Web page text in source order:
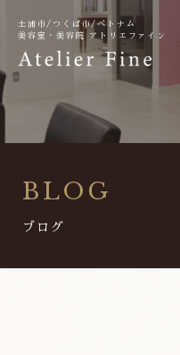
土浦市/つくば市/ベトナム
美容室・美容院 アトリエファイン
BLOG
ブログ